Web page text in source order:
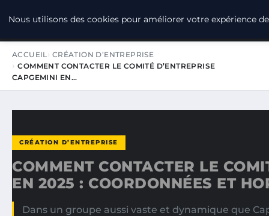
LPO CONSULTING
ACCUEIL CRÉATION D’ENTREPRISE
COMMENT CONTACTER LE COMITÉ D’ENTREPRISE
CAPGEMINI EN…
CRÉATION D’ENTREPRISE
COMMENT CONTACTER LE
EN 2025 : COORDONNÉES ET
Dans un groupe aussi vaste et dynamique que
Nous utilisons des cookies pour améliorer votre expérience